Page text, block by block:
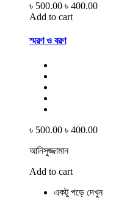
৳ 500.00 ৳ 400.00
Add to cart
স্মরণ ও বরণ
৳ 500.00 ৳ 400.00
আনিসুজ্জামান
Add to cart
একটু পড়ে দেখুন